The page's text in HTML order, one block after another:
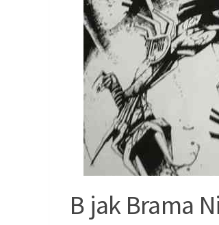
B jak Brama